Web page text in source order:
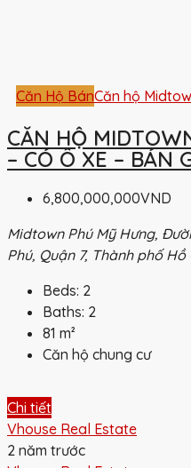
Căn Hộ BánCăn hộ
CĂN HỘ
– CÓ Ô XE – BÁN
6,800,000,000VND
Midtown Phú Mỹ Hưng,
Phú, Quận 7, Thành phố
Beds: 2
Baths: 2
81 m²
Căn hộ chung cư
Chi tiết
Vhouse Real Estate
2 năm trước